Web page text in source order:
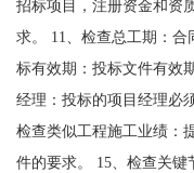
招标项目，注册资金和资
求。 11、检查总工期：
标有效期：投标文件有效
经理：投标的项目经理必
检查类似工程施工业绩：
件的要求。 15、检查关